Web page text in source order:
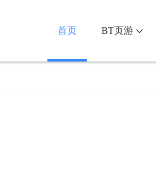
首页 BT页游